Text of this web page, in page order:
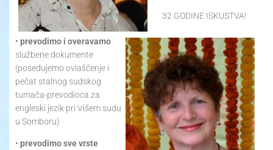
32 GODINE ISKUSTVA!
• prevodimo i overavamo
službene dokumente
(posedujemo ovlaščenje i
pečat stalnog sudskog
tumača-prevodioca za
engleski jezik pri Višem sudu
u Somboru)
• prevodimo sve vrste